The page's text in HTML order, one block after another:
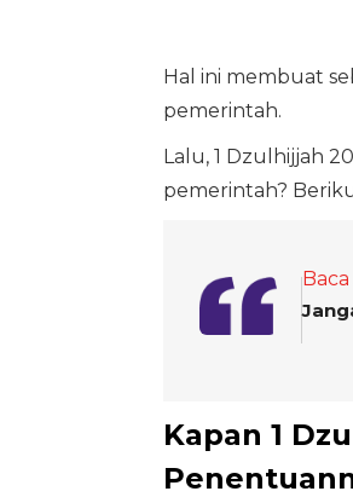
Hal ini membuat
pemerintah.
Lalu, 1 Dzulhijjah
pemerintah?
Kapan 1